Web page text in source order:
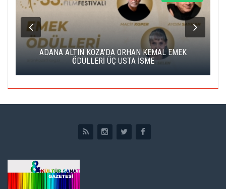
ADANA ALTIN KOZA'DA ORHAN KEMAL EMEK
ÖDÜLLERİ ÜÇ USTA İSME